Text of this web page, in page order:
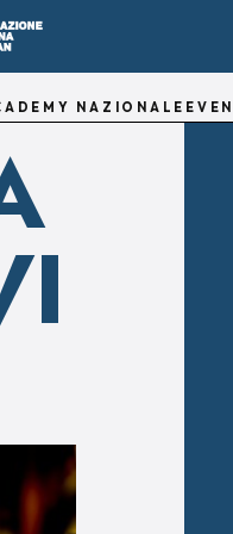
NAZIONALE